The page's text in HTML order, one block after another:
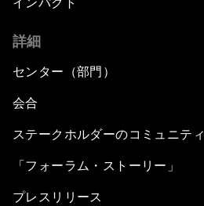
インパクト
詳細
センター（部門）
会合
ステークホルダーのコミュニティ
「フォーラム・ストーリー」
プレスリリース